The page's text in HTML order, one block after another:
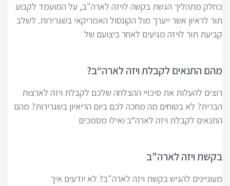
כחלק מתהליך הגשת בקשה לויזה לארה"ב, על המועמד לקבוע
תור לראיון אשר ייערך מול הקונסול האמריקאי בשגרירות. לשלב
קביעת תור לויזה מגיעים לאחר ביצועם של
מהם התנאים לקבלת ויזה לארה“ב?
רוצים להעלות את סיכויי ההצלחה שלכם לקבלת ויזה לארצות
הברית? לא בטוחים מה מחכה לכם ביום הריאיון בשגרירות? מהם
התנאים לקבלת ויזה לארה“ב ואילו מסמכים
בקשת ויזה לארה"ב
מעוניינים להגיש בקשת ויזה לארה"ב? לא יודעים איך